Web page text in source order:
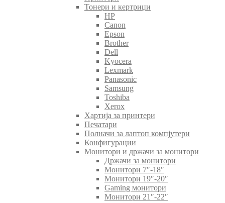
Тонери и кертриџи
HP
Canon
Epson
Brother
Dell
Kyocera
Lexmark
Panasonic
Samsung
Toshiba
Xerox
Хартија за принтери
Печатари
Полначи за лаптоп компјутери
Конфигурации
Монитори и држачи за монитори
Држачи за монитори
Монитори 7″-18″
Монитори 19″-20″
Gaming монитори
Монитори 21″-22″